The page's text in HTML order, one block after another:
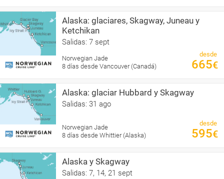
Alaska: glaciares, Skagway, Juneau y
Ketchikan
Salidas: 7 sept
Norwegian Jade
8 días desde Vancouver (Canadá)
desde
665€
Alaska: glaciar Hubbard y Skagway
Salidas: 31 ago
Norwegian Jade
8 días desde Whittier (Alaska)
desde
595€
Alaska y Skagway
Salidas: 7, 14, 21 sept